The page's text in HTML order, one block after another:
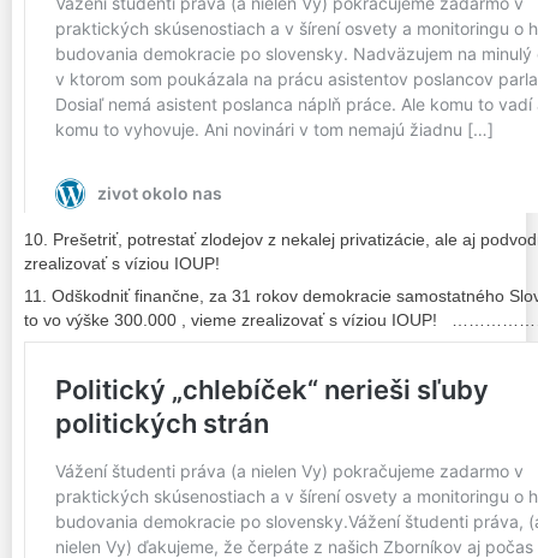
10. Prešetriť, potrestať zlodejov z nekalej privatizácie, ale aj
zrealizovať s víziou IOUP!
11. Odškodniť finančne, za 31 rokov demokracie samostatného
to vo výške 300.000 , vieme zrealizovať s víziou IOUP!